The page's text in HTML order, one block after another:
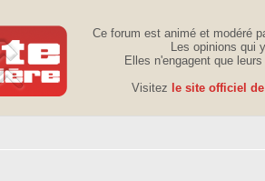
Ce forum est animé et modéré
Les opinions qui
Elles n'engagent que
Visitez le site officiel